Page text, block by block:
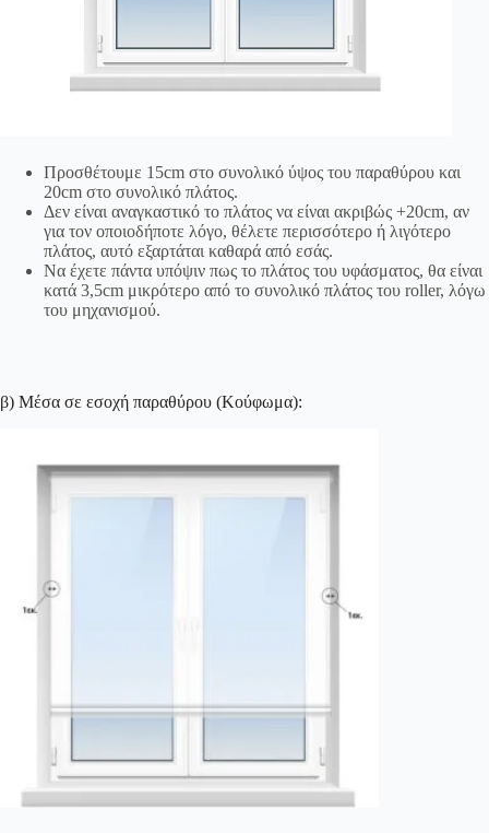
Προσθέτουμε 15cm στο συνολικό ύψος του παραθύρου και
20cm στο συνολικό πλάτος.
Δεν είναι αναγκαστικό το πλάτος να είναι ακριβώς +20cm, αν
για τον οποιοδήποτε λόγο, θέλετε περισσότερο ή λιγότερο
πλάτος, αυτό εξαρτάται καθαρά από εσάς.
Να έχετε πάντα υπόψιν πως το πλάτος του υφάσματος, θα είναι
κατά 3,5cm μικρότερο από το συνολικό πλάτος του roller, λόγω
του μηχανισμού.
β) Μέσα σε εσοχή παραθύρου (Κούφωμα):